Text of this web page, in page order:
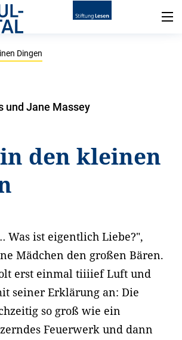
Dingen
und Jane Massey
den kleinen
Was ist eigentlich Liebe?",
Mädchen den großen Bären.
erst einmal tiiiief Luft und
seiner Erklärung an: Die
so groß wie ein
Feuerwerk und dann